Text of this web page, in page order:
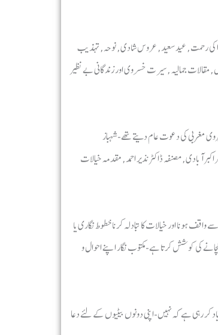
خدا کی رحمت, عید سعید, عروس شادی, نوحہ, تہذیب
مقالات جمالیہ ,سیرت خسروی اور زندگانی بے نظیر
مغربی کی دعوت عام دیتے تھے-شہباز
آبادی, مصنفہ ڈاکٹر نذیر احمد, مقدمہ خیالات
ہونا اور خیالات کا تبادلہ کرنا خطوط نگاری یا
کی کوشش کرتا ہے-مکتوب نگار اپنے احوال و
کر رہی ہے کہ نہیں-اپنی دونوں بیٹیوں کے لئے دعا